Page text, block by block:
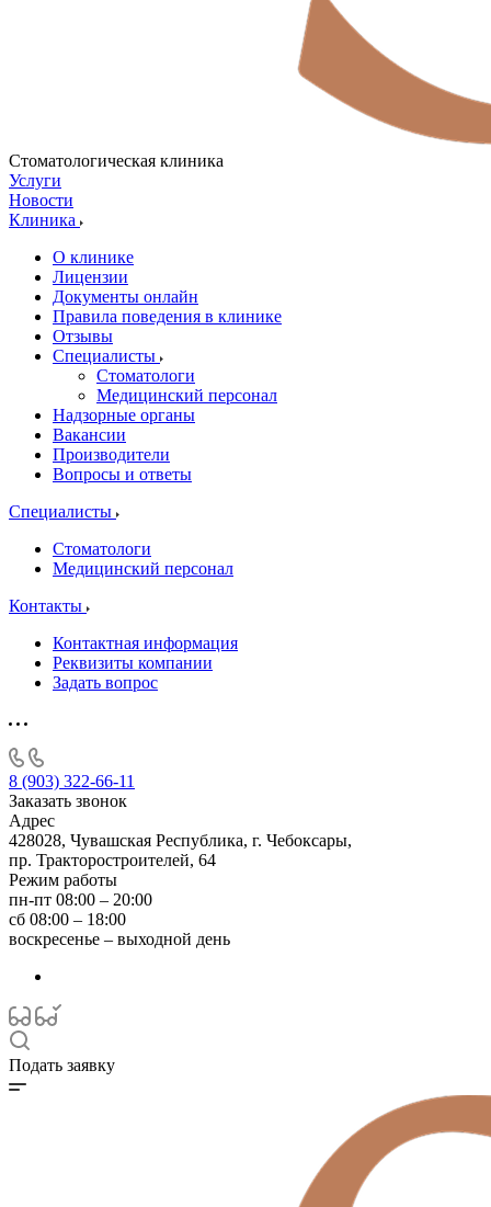
Стоматологическая клиника
Услуги
Новости
Клиника
О клинике
Лицензии
Документы онлайн
Правила поведения в клинике
Отзывы
Специалисты
Стоматологи
Медицинский персонал
Надзорные органы
Вакансии
Производители
Вопросы и ответы
Специалисты
Стоматологи
Медицинский персонал
Контакты
Контактная информация
Реквизиты компании
Задать вопрос
8 (903) 322-66-11
Заказать звонок
Адрес
428028, Чувашская Республика, г. Чебоксары,
пр. Тракторостроителей, 64
Режим работы
пн-пт 08:00 – 20:00
сб 08:00 – 18:00
воскресенье – выходной день
Подать заявку